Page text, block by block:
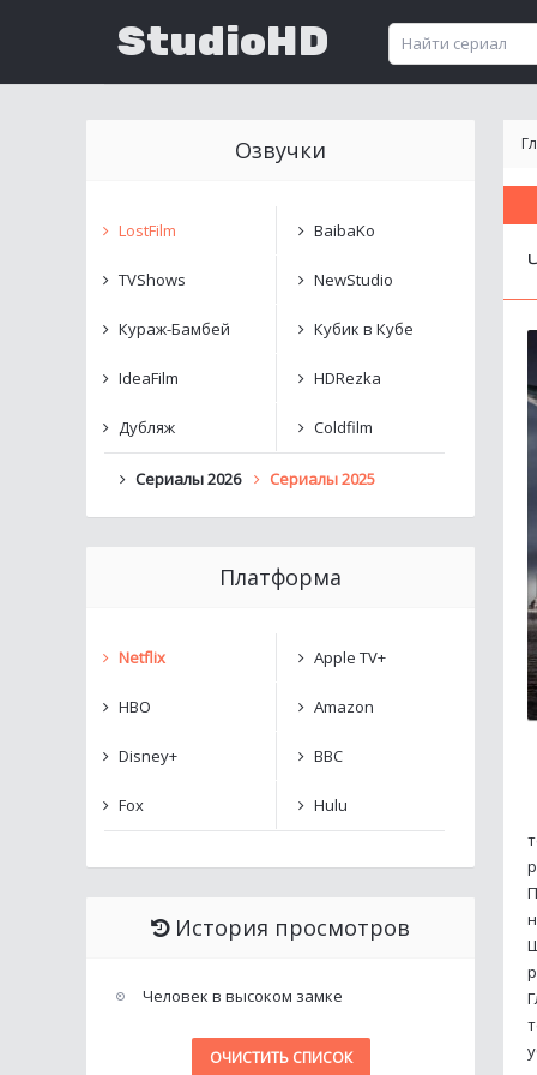
StudioHD
Озвучки
LostFilm BaibaKo
TVShows NewStudio
Кураж-Бамбей Кубик в Кубе
IdeaFilm HDRezka
Дубляж Coldfilm
Сериалы 2026 Сериалы 2025
Платформа
Netflix Apple TV+
HBO Amazon
Disney+ BBC
Fox Hulu
История просмотров
Человек в высоком замке
ОЧИСТИТЬ СПИСОК